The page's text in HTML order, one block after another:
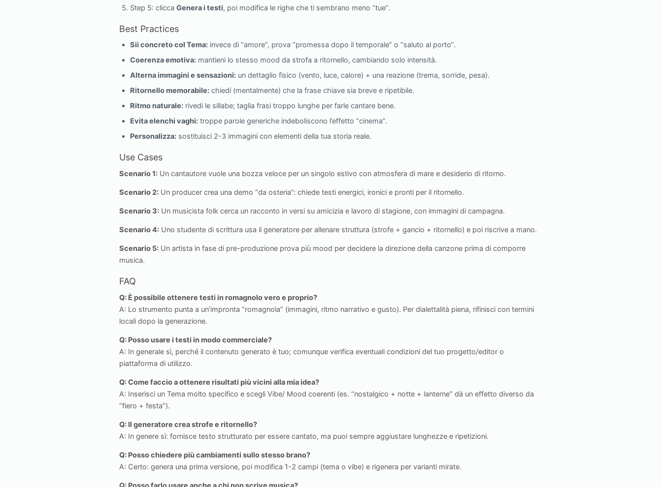
Step 5: clicca Genera i testi, poi modifica le righe che ti sembrano meno “tue”.
Best Practices
Sii concreto col Tema: invece di “amore”, prova “promessa dopo il temporale” o “saluto al porto”.
Coerenza emotiva: mantieni lo stesso mood da strofa a ritornello, cambiando solo intensità.
Alterna immagini e sensazioni: un dettaglio fisico (vento, luce, calore) + una reazione (trema, sorride, pesa).
Ritornello memorabile: chiedi (mentalmente) che la frase chiave sia breve e ripetibile.
Ritmo naturale: rivedi le sillabe; taglia frasi troppo lunghe per farle cantare bene.
Evita elenchi vaghi: troppe parole generiche indeboliscono l’effetto “cinema”.
Personalizza: sostituisci 2-3 immagini con elementi della tua storia reale.
Use Cases
Scenario 1: Un cantautore vuole una bozza veloce per un singolo estivo con atmosfera di mare e desiderio di ritorno.
Scenario 2: Un producer crea una demo “da osteria”: chiede testi energici, ironici e pronti per il ritornello.
Scenario 3: Un musicista folk cerca un racconto in versi su amicizia e lavoro di stagione, con immagini di campagna.
Scenario 4: Uno studente di scrittura usa il generatore per allenare struttura (strofe + gancio + ritornello) e poi riscrive a mano.
Scenario 5: Un artista in fase di pre-produzione prova più mood per decidere la direzione della canzone prima di comporre
musica.
FAQ
Q: È possibile ottenere testi in romagnolo vero e proprio?
A: Lo strumento punta a un’impronta “romagnola” (immagini, ritmo narrativo e gusto). Per dialettalità piena, rifinisci con termini
locali dopo la generazione.
Q: Posso usare i testi in modo commerciale?
A: In generale sì, perché il contenuto generato è tuo; comunque verifica eventuali condizioni del tuo progetto/editor o
piattaforma di utilizzo.
Q: Come faccio a ottenere risultati più vicini alla mia idea?
A: Inserisci un Tema molto specifico e scegli Vibe/ Mood coerenti (es. “nostalgico + notte + lanterne” dà un effetto diverso da
“fiero + festa”).
Q: Il generatore crea strofe e ritornello?
A: In genere sì: fornisce testo strutturato per essere cantato, ma puoi sempre aggiustare lunghezze e ripetizioni.
Q: Posso chiedere più cambiamenti sullo stesso brano?
A: Certo: genera una prima versione, poi modifica 1-2 campi (tema o vibe) e rigenera per varianti mirate.